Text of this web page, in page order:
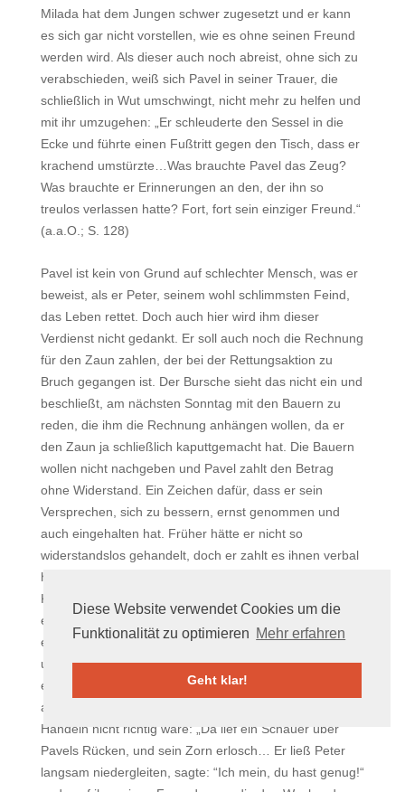
Diese Website verwendet Cookies um die
Funktionalität zu optimieren Mehr erfahren
Geht klar!
Milada hat dem Jungen schwer zugesetzt und er kann
es sich gar nicht vorstellen, wie es ohne seinen Freund
werden wird. Als dieser auch noch abreist, ohne sich zu
verabschieden, weiß sich Pavel in seiner Trauer, die
schließlich in Wut umschwingt, nicht mehr zu helfen und
mit ihr umzugehen: „Er schleuderte den Sessel in die
Ecke und führte einen Fußtritt gegen den Tisch, dass er
krachend umstürzte…Was brauchte Pavel das Zeug?
Was brauchte er Erinnerungen an den, der ihn so
treulos verlassen hatte? Fort, fort sein einziger Freund.“
(a.a.O.; S. 128)
Pavel ist kein von Grund auf schlechter Mensch, was er
beweist, als er Peter, seinem wohl schlimmsten Feind,
das Leben rettet. Doch auch hier wird ihm dieser
Verdienst nicht gedankt. Er soll auch noch die Rechnung
für den Zaun zahlen, der bei der Rettungsaktion zu
Bruch gegangen ist. Der Bursche sieht das nicht ein und
beschließt, am nächsten Sonntag mit den Bauern zu
reden, die ihm die Rechnung anhängen wollen, da er
den Zaun ja schließlich kaputtgemacht hat. Die Bauern
wollen nicht nachgeben und Pavel zahlt den Betrag
ohne Widerstand. Ein Zeichen dafür, dass er sein
Versprechen, sich zu bessern, ernst genommen und
auch eingehalten hat. Früher hätte er nicht so
widerstandslos gehandelt, doch er zahlt es ihnen verbal
heim, indem er ihnen all ihre Ungerechtigkeiten an den
Kopf wirft, die sie ihm zuteil werden ließen. Als Peter
einen Bierkrug nach ihm wirft, jedoch Arnost trifft, bricht
eine Prügelei aus. Doch diesmal kann Pavel nichts dafür
und hält sich auch eher im Hintergrund, bis Peter mit
einem Messer auf ihn losgeht. Er kann Peters Angriff
abwehren, tut ihm aber nichts, da er weiß, dass sein
Handeln nicht richtig wäre: „Da lief ein Schauer über
Pavels Rücken, und sein Zorn erlosch… Er ließ Peter
langsam niedergleiten, sagte: “Ich mein, du hast genug!“